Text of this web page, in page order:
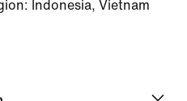
Indonesia, Vietnam